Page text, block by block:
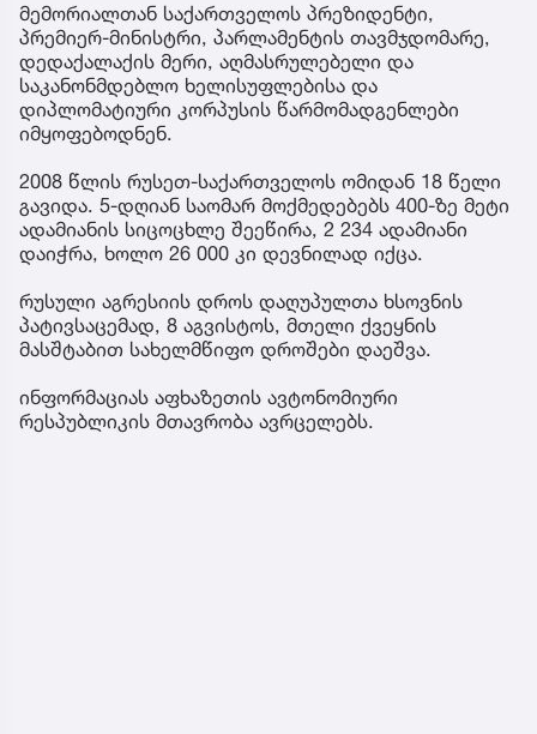
მემორიალთან საქართველოს პრეზიდენტი,
პრემიერ-მინისტრი, პარლამენტის თავმჯდომარე,
დედაქალაქის მერი, აღმასრულებელი და
საკანონმდებლო ხელისუფლებისა და
დიპლომატიური კორპუსის წარმომადგენლები
იმყოფებოდნენ.
2008 წლის რუსეთ-საქართველოს ომიდან 18 წელი
გავიდა. 5-დღიან საომარ მოქმედებებს 400-ზე მეტი
ადამიანის სიცოცხლე შეეწირა, 2 234 ადამიანი
დაიჭრა, ხოლო 26 000 კი დევნილად იქცა.
რუსული აგრესიის დროს დაღუპულთა ხსოვნის
პატივსაცემად, 8 აგვისტოს, მთელი ქვეყნის
მასშტაბით სახელმწიფო დროშები დაეშვა.
ინფორმაციას აფხაზეთის ავტონომიური
რესპუბლიკის მთავრობა ავრცელებს.